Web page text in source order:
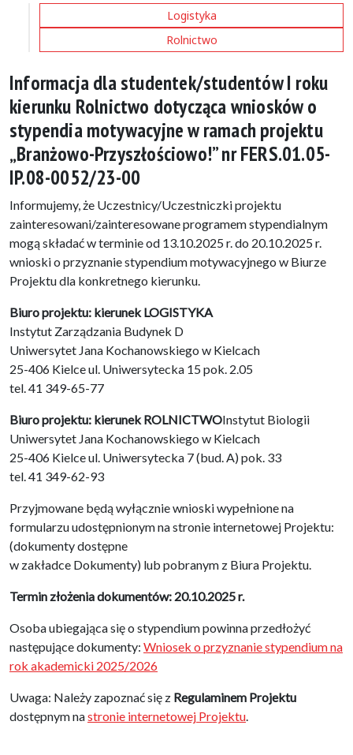
Logistyka
Rolnictwo
Informacja dla studentek/studentów I roku
kierunku Rolnictwo dotycząca wniosków o
stypendia motywacyjne w ramach projektu
„Branżowo-Przyszłościowo!” nr FERS.01.05-
IP.08-0052/23-00
Informujemy, że Uczestnicy/Uczestniczki projektu
zainteresowani/zainteresowane programem stypendialnym
mogą składać w terminie od 13.10.2025 r. do 20.10.2025 r.
wnioski o przyznanie stypendium motywacyjnego w Biurze
Projektu dla konkretnego kierunku.
Biuro projektu: kierunek LOGISTYKA
Instytut Zarządzania Budynek D
Uniwersytet Jana Kochanowskiego w Kielcach
25-406 Kielce ul. Uniwersytecka 15 pok. 2.05
tel. 41 349-65-77
Biuro projektu: kierunek ROLNICTWOInstytut Biologii
Uniwersytet Jana Kochanowskiego w Kielcach
25-406 Kielce ul. Uniwersytecka 7 (bud. A) pok. 33
tel. 41 349-62-93
Przyjmowane będą wyłącznie wnioski wypełnione na
formularzu udostępnionym na stronie internetowej Projektu:
(dokumenty dostępne
w zakładce Dokumenty) lub pobranym z Biura Projektu.
Termin złożenia dokumentów: 20.10.2025 r.
Osoba ubiegająca się o stypendium powinna przedłożyć
następujące dokumenty: Wniosek o przyznanie stypendium na
rok akademicki 2025/2026
Uwaga: Należy zapoznać się z Regulaminem Projektu
dostępnym nastronie internetowej Projektu